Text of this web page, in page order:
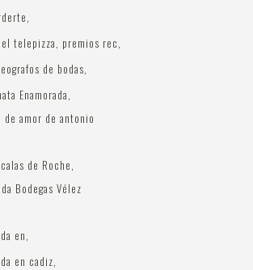
telepizza premios rec
de bodas
Enamorada
amor de antonio
de Roche
Bodegas Vélez
en
en cadiz